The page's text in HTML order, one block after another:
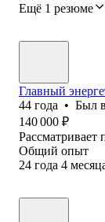
Ещё 1 резюме
Главный
44 года • Был
140 000 ₽
Рассматривает
Общий опыт
24 года 4